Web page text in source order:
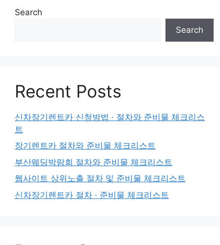
Search
Search
Recent Posts
신차장기렌트카 신청방법 · 절차와 준비물 체크리스
트
장기렌트카 절차와 준비물 체크리스트
부산웨딩박람회 절차와 준비물 체크리스트
웹사이트 상위노출 절차 및 준비물 체크리스트
신차장기렌트카 절차 · 준비물 체크리스트